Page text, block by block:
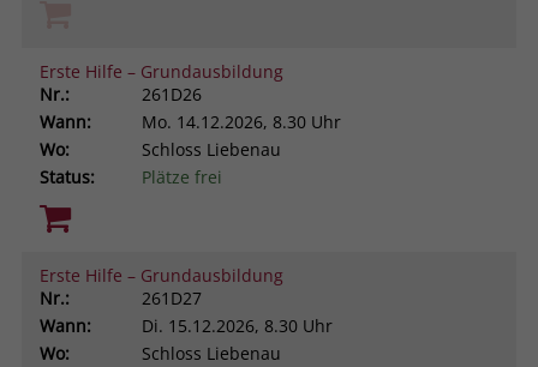
Erste Hilfe – Grundausbildung
Nr.:
261D26
Wann:
Mo. 14.12.2026, 8.30 Uhr
Wo:
Schloss Liebenau
Status:
Plätze frei
Erste Hilfe – Grundausbildung
Nr.:
261D27
Wann:
Di. 15.12.2026, 8.30 Uhr
Wo:
Schloss Liebenau